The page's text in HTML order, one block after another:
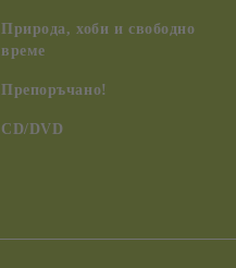
Природа, хоби и свободно
време
Препоръчано!
CD/DVD